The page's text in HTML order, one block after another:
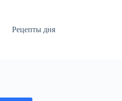
Рецепты дня